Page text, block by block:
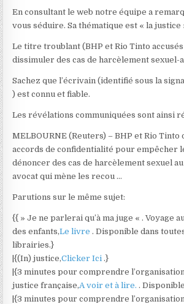
En consultant le web notre équipe a
vous séduire. Sa thématique est « la justice
Le titre troublant (BHP et Rio Tinto
dissimuler des cas de harcèlement sexuel-
Sachez que l’écrivain (identifié sous la
) est connu et fiable.
Les révélations communiquées sont ainsi
MELBOURNE (Reuters) – BHP et Rio Tinto
accords de confidentialité pour empêcher
dénoncer des cas de harcèlement sexuel
avocat qui mène les recou …
Parutions sur le même sujet:
{{ » Je ne parlerai qu’à ma juge « . Voyage
des enfants,Le livre. Disponible dans
librairies.}
|{(In) justice,Clicker Ici.}
|{3 minutes pour comprendre
justice française,A voir et à lire..
|{3 minutes pour comprendre